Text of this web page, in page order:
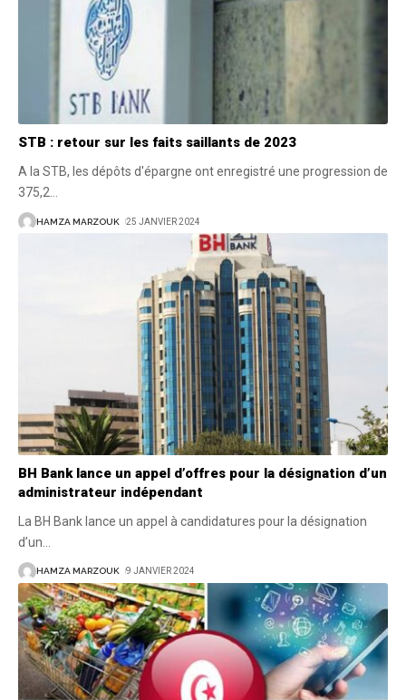
STB : retour sur les faits saillants de 2023
A la STB, les dépôts d'épargne ont enregistré une progression de
375,2
HAMZA MARZOUK 25 JANVIER 2024
BH Bank lance un appel d’offres pour la désignation d’un
administrateur indépendant
La BH Bank lance un appel à candidatures pour la désignation
d’un
HAMZA MARZOUK 9 JANVIER 2024